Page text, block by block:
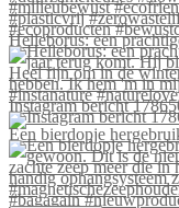
Helleborus: een
Instagram bericht
Een bierdopje